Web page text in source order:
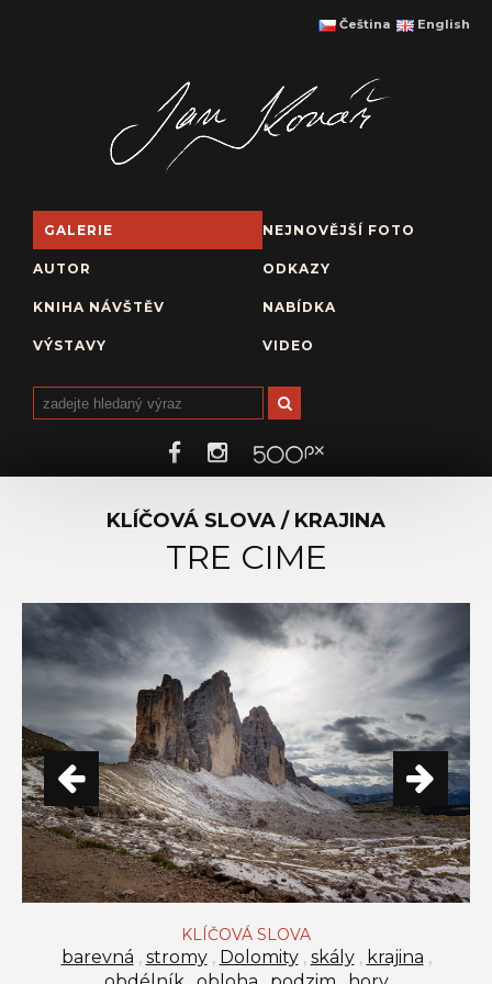
Čeština English
GALERIE NEJNOVĚJŠÍ FOTO
AUTOR ODKAZY
KNIHA NÁVŠTĚV NABÍDKA
VÝSTAVY VIDEO
KLÍČOVÁ SLOVA / KRAJINA
TRE CIME
KLÍČOVÁ SLOVA
barevná , stromy, Dolomity, skály, krajina ,